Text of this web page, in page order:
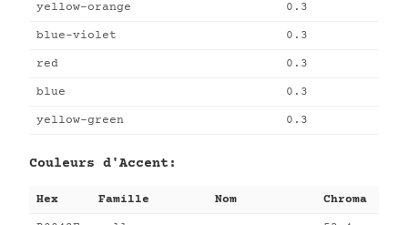
yellow-orange 0.3
blue-violet 0.3
red 0.3
blue 0.3
yellow-green 0.3
Couleurs d'Accent:
Hex Famille Nom Chroma